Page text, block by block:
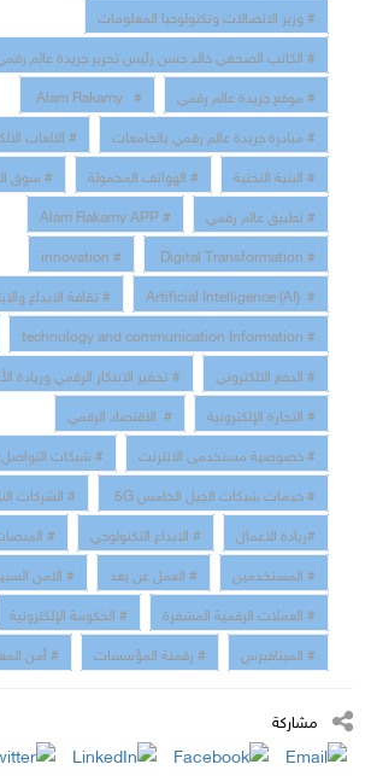
# وزير الاتصالات وتكنولوجيا المعلومات
# الكاتب الصحفي خالد حسن رئيس تحرير جريدة عالم رقمي
# موقع جريدة عالم رقمي
# Alam Rakamy
# مبادرة جريدة عالم رقمي بالجامعات
# الالعاب
# البنية التحتية
# الهواتف المحمولة
# سوق
# تطبيق عالم رقمي
# Alam Rakamy APP
# Digital Transformation
# innovation
# Artificial Intelligence (AI)
# ثقافة الابداع
# technology and communication Information
# الدفع الالكتروني
# تحفيز الابتكار الرقمي وريادة
# التجارة الإلكترونية
# الاقتصاد الرقمي
# خصوصية مستخدمى الانترنت
# شبكات التواصل
# خدمات شبكات الجيل الخامس 5G
# الشركات
#ريادة الاعمال
# الابداع التكنولوجي
#
# المستخدمين
# العمل عن بعد
# الامن
# العملات الرقمية المشفرة
# الحكومة الإلكترونية
# الميتافيرس
# رقمنة المؤسسات # أمن
مشاركة